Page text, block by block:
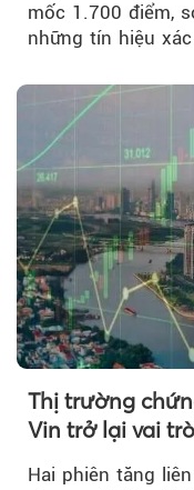
mốc 1.700 điểm,
những tín hiệu
Thị trường
Vin trở lại vai
Hai phiên tăng